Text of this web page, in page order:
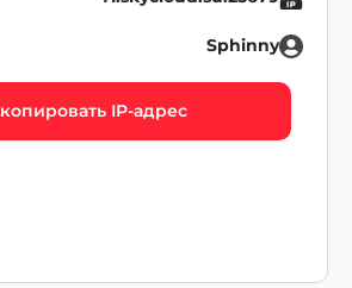
Sphinny
IP-адрес